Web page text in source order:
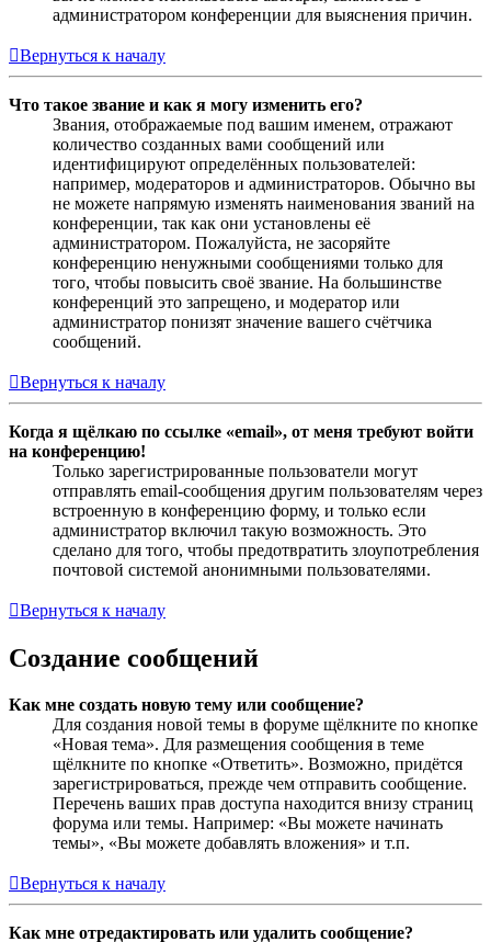
администратором конференции для выяснения причин.
Вернуться к началу
Что такое звание и как я могу изменить его?
Звания, отображаемые под вашим именем, отражают
количество созданных вами сообщений или
идентифицируют определённых пользователей:
например, модераторов и администраторов. Обычно вы
не можете напрямую изменять наименования званий на
конференции, так как они установлены её
администратором. Пожалуйста, не засоряйте
конференцию ненужными сообщениями только для
того, чтобы повысить своё звание. На большинстве
конференций это запрещено, и модератор или
администратор понизят значение вашего счётчика
сообщений.
Вернуться к началу
Когда я щёлкаю по ссылке «email», от меня требуют войти
на конференцию!
Только зарегистрированные пользователи могут
отправлять email-сообщения другим пользователям через
встроенную в конференцию форму, и только если
администратор включил такую возможность. Это
сделано для того, чтобы предотвратить злоупотребления
почтовой системой анонимными пользователями.
Вернуться к началу
Создание сообщений
Как мне создать новую тему или сообщение?
Для создания новой темы в форуме щёлкните по кнопке
«Новая тема». Для размещения сообщения в теме
щёлкните по кнопке «Ответить». Возможно, придётся
зарегистрироваться, прежде чем отправить сообщение.
Перечень ваших прав доступа находится внизу страниц
форума или темы. Например: «Вы можете начинать
темы», «Вы можете добавлять вложения» и т.п.
Вернуться к началу
Как мне отредактировать или удалить сообщение?